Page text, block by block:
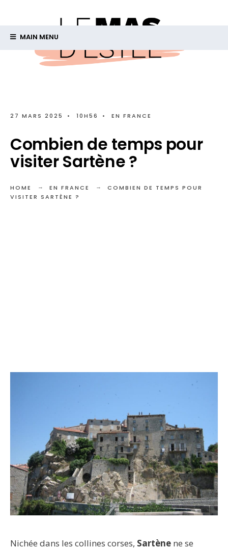
MAIN MENU
27 MARS 2025 • 10H56 • EN FRANCE
Combien de temps pour
visiter Sartène ?
HOME EN FRANCE
COMBIEN DE TEMPS POUR
VISITER SARTÈNE ?
Nichée dans les collines corses, Sartène ne se